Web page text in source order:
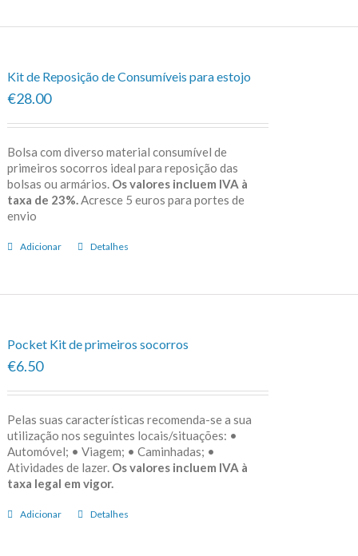
Kit de Reposição de Consumíveis para estojo
€28.00
Bolsa com diverso material consumível de
primeiros socorros ideal para reposição das
bolsas ou armários. Os valores incluem IVA à
taxa de 23%. Acresce 5 euros para portes de
envio
Adicionar Detalhes
Pocket Kit de primeiros socorros
€6.50
Pelas suas características recomenda-se a sua
utilização nos seguintes locais/situações: •
Automóvel; • Viagem; • Caminhadas; •
Atividades de lazer. Os valores incluem IVA à
taxa legal em vigor.
Adicionar Detalhes